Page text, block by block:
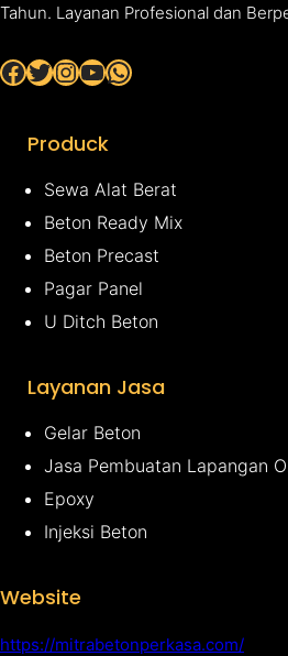
Tahun. Layanan Profesional dan
Facebook Twitter InstagramYouTube WhatsApp
Produck
Sewa Alat Berat
Beton Ready Mix
Beton Precast
Pagar Panel
U Ditch Beton
Layanan Jasa
Gelar Beton
Jasa Pembuatan Lapangan
Epoxy
Injeksi Beton
Website
https://mitrabetonperkasa.com/